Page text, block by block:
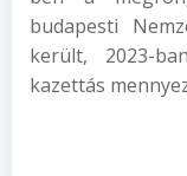
budapesti
került, 2023-
kazettás